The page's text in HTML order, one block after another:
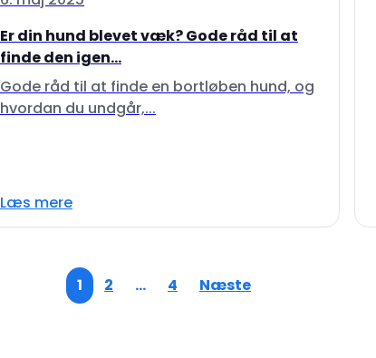
Er din hund blevet væk? Gode råd til at
finde den igen...
Gode råd til at finde en bortløben hund, og
hvordan du undgår,...
Læs mere
1 2 … 4 Næste